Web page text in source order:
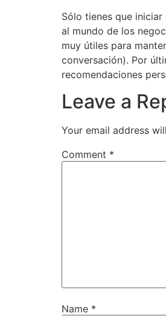
Sólo tienes que
al mundo de los
muy útiles para
conversación). Por
recomendaciones
Leave a
Your email address
Comment *
Name *